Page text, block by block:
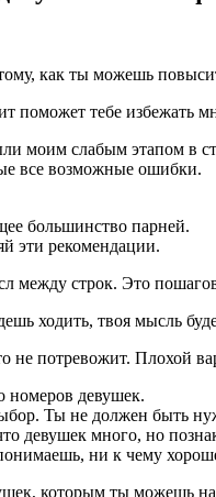
как ты можешь
поможет тебе избежать
моим слабым этапом в
все возможные ошибки.
большинство парней.
эти рекомендации.
между строк. Это
ходить, твоя мысль
не потревожит.
номеров девушек.
Ты не должен быть
девушек много, но
ни к чему
которым ты можешь